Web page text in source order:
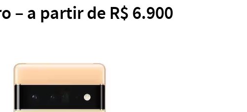
– a partir de R$ 6.900